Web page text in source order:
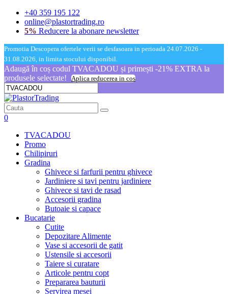
+40 359 195 122
online@plastortrading.ro
5% Reducere la abonare newsletter
Promotia Descopera ofertele verii se desfasoara in perioada 24.07.2026 -
31.08.2026, in limita stocului disponibil.
Adaugă în coș codul TVACADOU și primești -21% EXTRA la
produsele selectate!
Aplica reducerea in cos
0
TVACADOU
Promo
Chilipiruri
Gradina
Ghivece si farfurii pentru ghivece
Jardiniere si tavi pentru jardiniere
Ghivece si tavi de rasad
Accesorii gradina
Butoaie si capace
Bucatarie
Cutite
Depozitare Alimente
Vase si accesorii de gatit
Ustensile si accesorii
Taiere si curatare
Articole pentru copt
Prepararea bauturii
Servirea mesei